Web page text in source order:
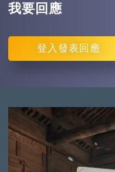
我要回應
登入 發表回應